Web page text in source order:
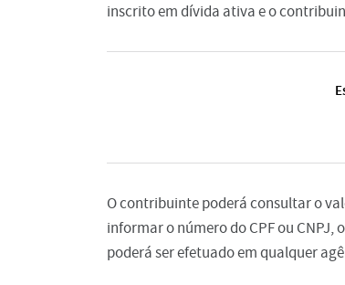
inscrito em dívida ativa e o
O contribuinte poderá consultar o
informar o número do CPF ou
poderá ser efetuado em qualquer